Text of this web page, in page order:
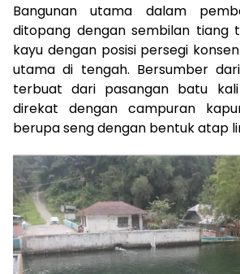
Bangunan utama dalam
ditopang dengan sembilan tiang
kayu dengan posisi persegi
utama di tengah. Bersumber
terbuat dari pasangan batu
direkat dengan campuran
berupa seng dengan bentuk atap